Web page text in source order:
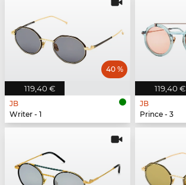
119,40 €
40 %
JB
Writer - 1
119,40 €
JB
Prince - 3